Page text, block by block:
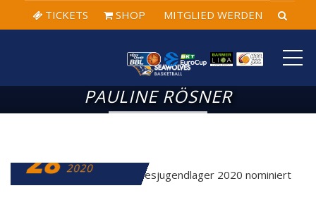
TICKETS SHOP MITGLIED WERDEN
PAULINE RÖSNER
28 2020